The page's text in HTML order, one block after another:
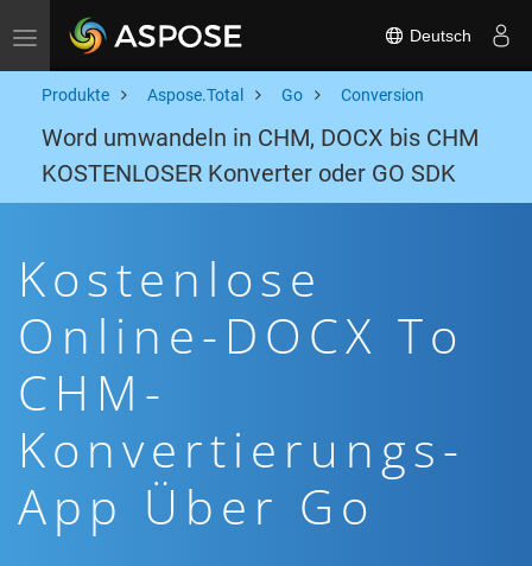
Toggle navigation Deutsch
Produkte Aspose.Total Go Conversion
Word umwandeln in CHM, DOCX bis CHM
KOSTENLOSER Konverter oder GO SDK
Kostenlose
Online-DOCX To
CHM-
Konvertierungs-
App Über Go